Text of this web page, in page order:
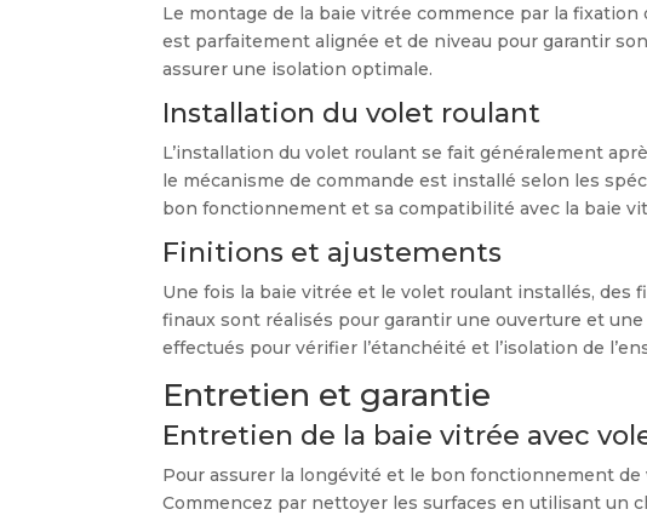
Le montage de la baie vitrée commence par la
est parfaitement alignée et de niveau pour garantir
assurer une isolation optimale.
Installation du volet roulant
L’installation du volet roulant se fait généralement
le mécanisme de commande est installé selon les
bon fonctionnement et sa compatibilité avec la baie
Finitions et ajustements
Une fois la baie vitrée et le volet roulant installés,
finaux sont réalisés pour garantir une ouverture et
effectués pour vérifier l’étanchéité et l’isolation de
Entretien et garantie
Entretien de la baie vitrée avec
Pour assurer la longévité et le bon fonctionnement
Commencez par nettoyer les surfaces en utilisant un